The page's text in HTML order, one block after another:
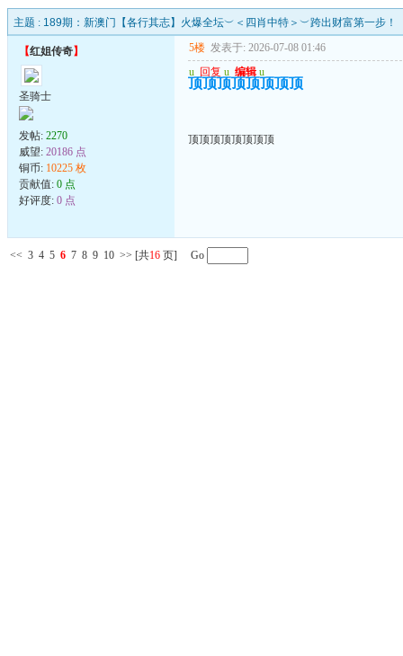
主题 : 189期：新澳门【各行其志】火爆全坛︶＜四肖中特＞︶跨出财富第一步！
【红姐传奇】
圣骑士
发帖: 2270
威望: 20186 点
铜币: 10225 枚
贡献值: 0 点
好评度: 0 点
5楼 发表于: 2026-07-08 01:46
u 回复 u 编辑 u
顶顶顶顶顶顶顶顶
顶顶顶顶顶顶顶顶
<< 3 4 5 6 7 8 9 10 >> [共16 页] Go